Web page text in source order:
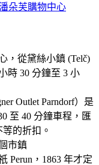
朵芙購物中心
，從黛絲小鎮 (Telč)
時 30 分鐘至 3 小
Outlet Parndorf）是
至 40 分鐘車程，匯
的折扣。
市鎮
Perun，1863 年才定